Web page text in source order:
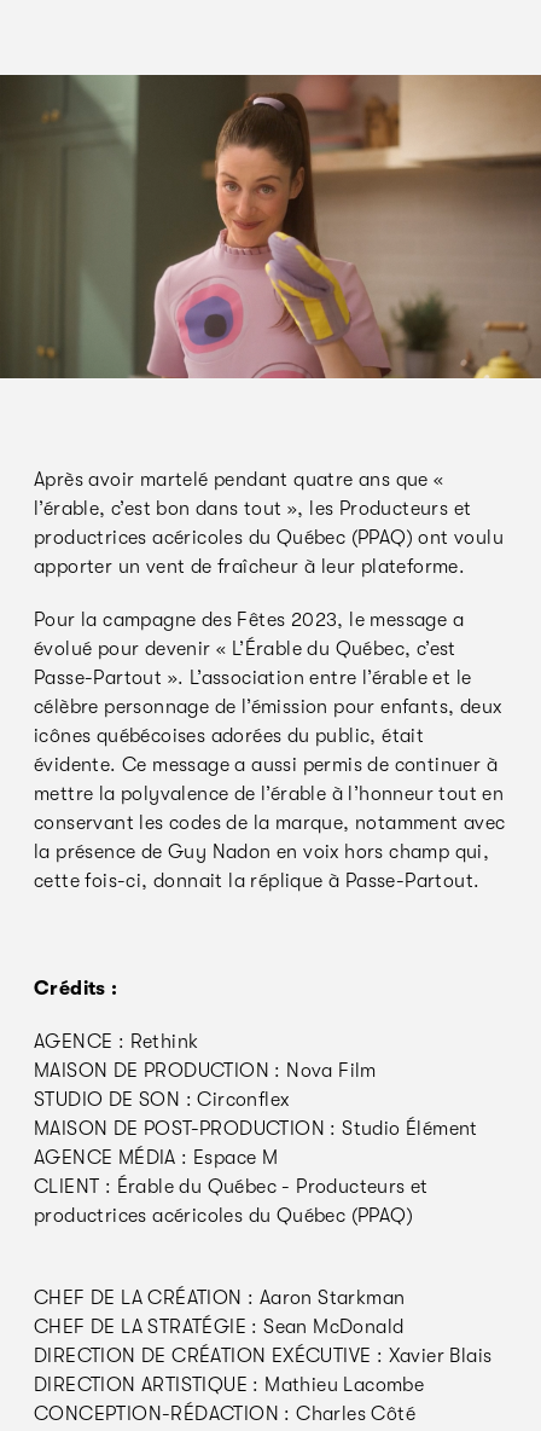
Après avoir martelé pendant quatre ans que «
l’érable, c’est bon dans tout », les Producteurs et
productrices acéricoles du Québec (PPAQ) ont voulu
apporter un vent de fraîcheur à leur plateforme.
Pour la campagne des Fêtes 2023, le message a
évolué pour devenir « L’Érable du Québec, c’est
Passe-Partout ». L’association entre l’érable et le
célèbre personnage de l’émission pour enfants, deux
icônes québécoises adorées du public, était
évidente. Ce message a aussi permis de continuer à
mettre la polyvalence de l’érable à l’honneur tout en
conservant les codes de la marque, notamment avec
la présence de Guy Nadon en voix hors champ qui,
cette fois-ci, donnait la réplique à Passe-Partout.
Crédits :
AGENCE : Rethink
MAISON DE PRODUCTION : Nova Film
STUDIO DE SON : Circonflex
MAISON DE POST-PRODUCTION : Studio Élément
AGENCE MÉDIA : Espace M
CLIENT : Érable du Québec - Producteurs et
productrices acéricoles du Québec (PPAQ)
CHEF DE LA CRÉATION : Aaron Starkman
CHEF DE LA STRATÉGIE : Sean McDonald
DIRECTION DE CRÉATION EXÉCUTIVE : Xavier Blais
DIRECTION ARTISTIQUE : Mathieu Lacombe
CONCEPTION-RÉDACTION : Charles Côté